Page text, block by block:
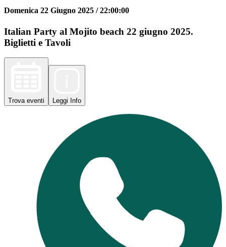
Domenica 22 Giugno 2025 /22:00:00
Italian Party al Mojito beach 22 giugno 2025.
Biglietti e Tavoli
Trova eventi Leggi Info